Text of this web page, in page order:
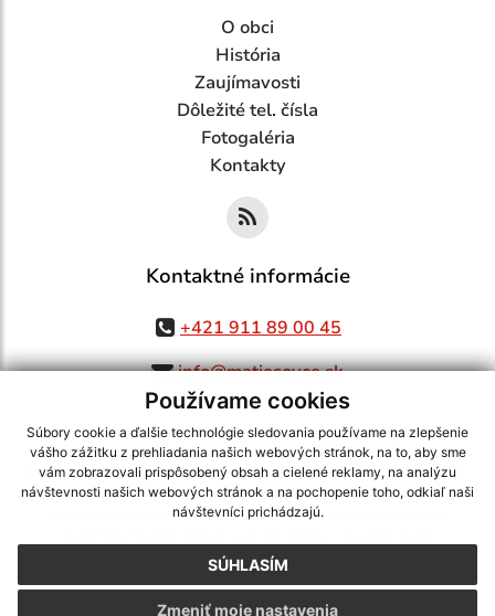
Používame cookies
Súbory cookie a ďalšie technológie sledovania používame na zlepšenie
vášho zážitku z prehliadania našich webových stránok, na to, aby sme
vám zobrazovali prispôsobený obsah a cielené reklamy, na analýzu
návštevnosti našich webových stránok a na pochopenie toho, odkiaľ naši
návštevníci prichádzajú.
SÚHLASÍM
Zmeniť moje nastavenia
O obci
História
Zaujímavosti
Dôležité tel. čísla
Fotogaléria
Kontakty
Kontaktné informácie
+421 911 89 00 45
info@matiasovce.sk
využite možnosť získavania aktuálnych informácií s využitím RSS
CMS systém (redakčný) systém ECHELON 2,Mapa stránok,web portál
webex.digital, s.r.o.,domény,registrácia domény
Posledná aktualizácia:05.08.2026